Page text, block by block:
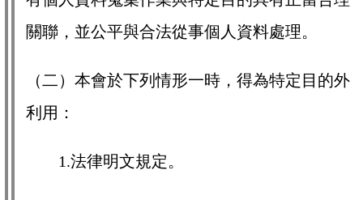
關聯，並公平與合法從事個人資料處理。
（二）本會於下列情形一時，得為特定目的外
利用：
1.法律明文規定。